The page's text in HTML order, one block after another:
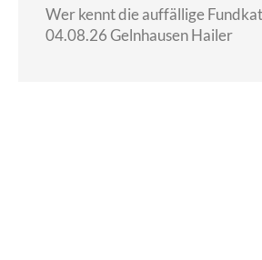
Wer kennt die auffällige
04.08.26 Gelnhausen Hailer